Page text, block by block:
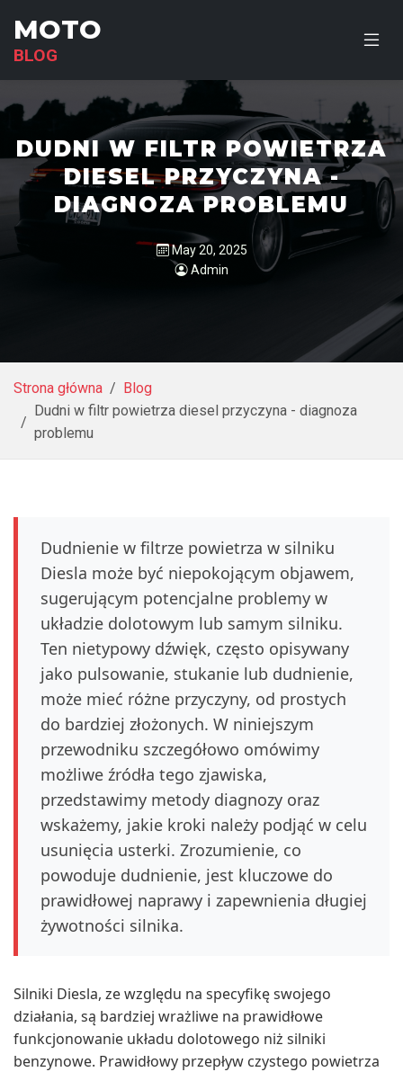
MOTO
BLOG
DUDNI W FILTR POWIETRZA
DIESEL PRZYCZYNA -
DIAGNOZA PROBLEMU
May 20, 2025
Admin
Strona główna
Blog
Dudni w filtr powietrza diesel przyczyna - diagnoza
problemu
Dudnienie w filtrze powietrza w silniku
Diesla może być niepokojącym objawem,
sugerującym potencjalne problemy w
układzie dolotowym lub samym silniku.
Ten nietypowy dźwięk, często opisywany
jako pulsowanie, stukanie lub dudnienie,
może mieć różne przyczyny, od prostych
do bardziej złożonych. W niniejszym
przewodniku szczegółowo omówimy
możliwe źródła tego zjawiska,
przedstawimy metody diagnozy oraz
wskażemy, jakie kroki należy podjąć w celu
usunięcia usterki. Zrozumienie, co
powoduje dudnienie, jest kluczowe do
prawidłowej naprawy i zapewnienia długiej
żywotności silnika.
Silniki Diesla, ze względu na specyfikę swojego
działania, są bardziej wrażliwe na prawidłowe
funkcjonowanie układu dolotowego niż silniki
benzynowe. Prawidłowy przepływ czystego powietrza